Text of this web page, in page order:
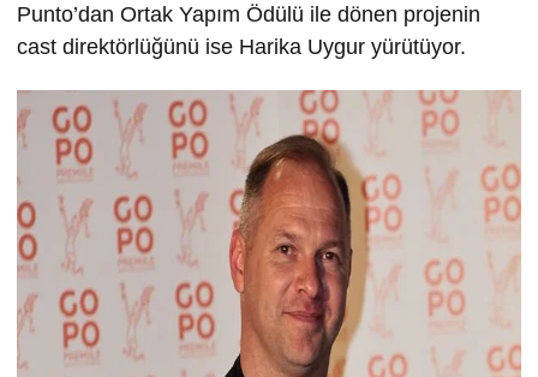
Punto’dan Ortak Yapım Ödülü ile dönen projenin
cast direktörlüğünü ise Harika Uygur yürütüyor.